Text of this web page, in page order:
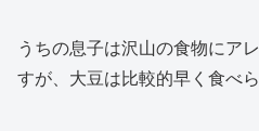
うちの息子は沢山の食物にア
すが、大豆は比較的早く食べ